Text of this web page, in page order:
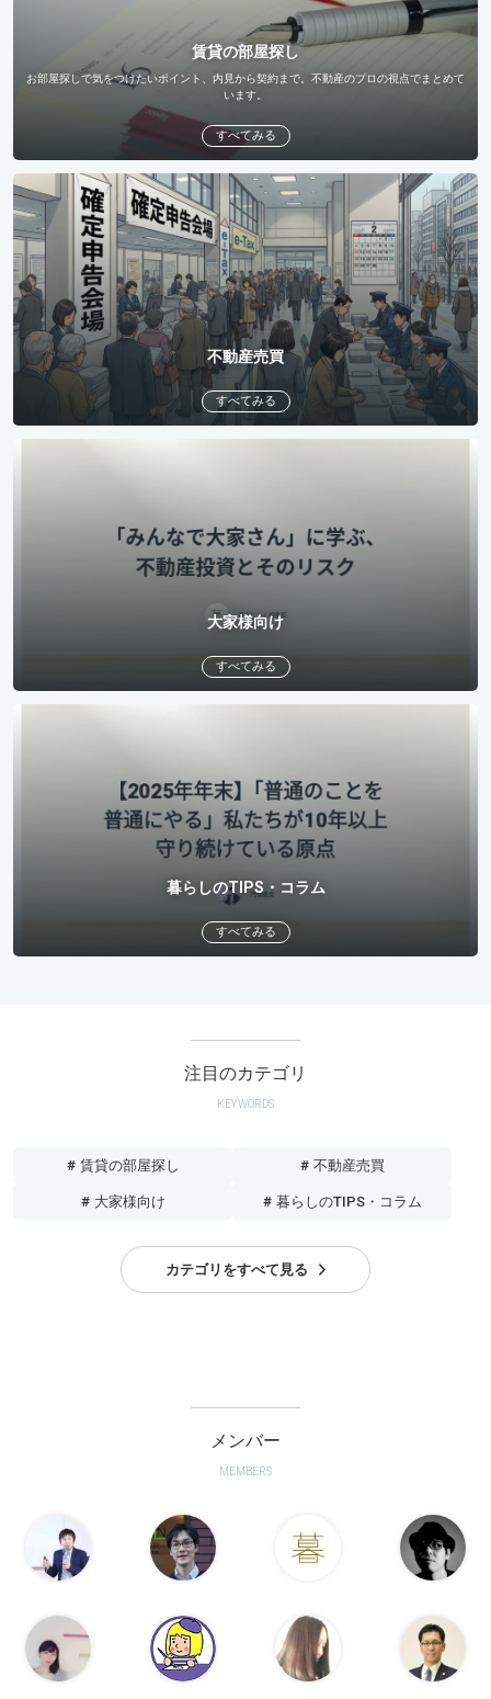
賃貸の部屋探し
お部屋探しで気をつけたいポイント、内見から契約まで。不動産のプロの視点でまとめて
います。
すべてみる
不動産売買
すべてみる
大家様向け
すべてみる
暮らしのTIPS・コラム
すべてみる
注目のカテゴリ
KEYWORDS
# 賃貸の部屋探し # 不動産売買
# 大家様向け # 暮らしのTIPS・コラム
カテゴリをすべて見る
メンバー
MEMBERS